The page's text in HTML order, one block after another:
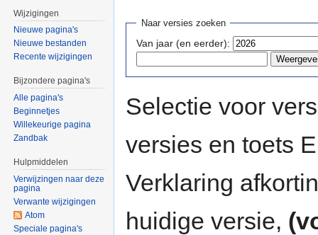
Naar versies zoeken
Van jaar (en eerder):
Selectie voor
versies en toets
Verklaring
huidige versie,
Wijzigingen
Nieuwe pagina's
Nieuwe bestanden
Recente wijzigingen
Bijzondere pagina's
Alle pagina's
Beginnetjes
Willekeurige pagina
Zandbak
Hulpmiddelen
Verwijzingen naar deze
pagina
Verwante wijzigingen
Atom
Speciale pagina's